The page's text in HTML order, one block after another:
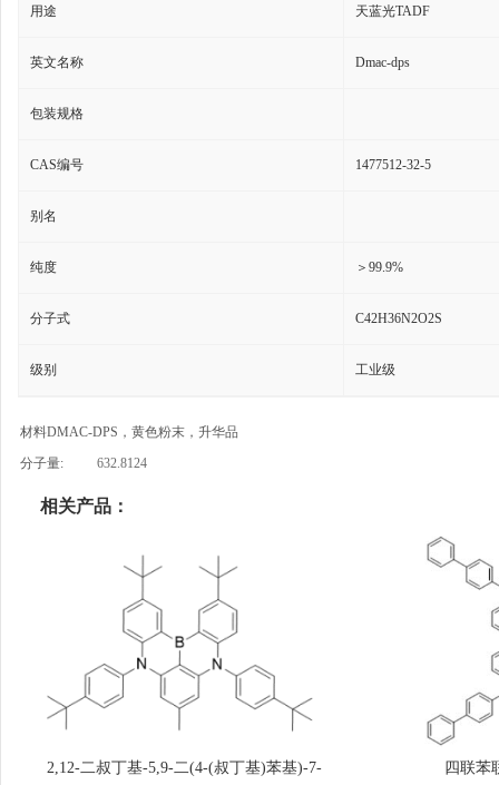
用途 天蓝光TADF
英文名称 Dmac-dps
包装规格
CAS编号 1477512-32-5
别名
纯度 ＞99.9%
分子式 C42H36N2O2S
级别 工业级
材料DMAC-DPS，黄色粉末，升华品
分子量: 632.8124
相关产品：
2,12-二叔丁基-5,9-二(4-(叔丁基)苯基)-7-
四联苯